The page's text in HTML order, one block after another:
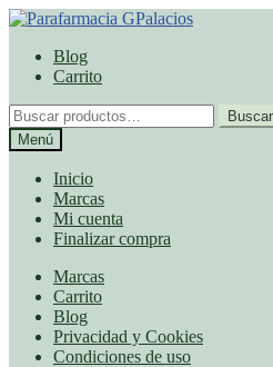
Ir
navegación
Ir
contenido
Blog
Carrito
Buscar
por:
Buscar
Menú
Inicio
Marcas
Mi cuenta
Finalizar compra
Marcas
Carrito
Blog
Privacidad y Cookies
Condiciones de uso